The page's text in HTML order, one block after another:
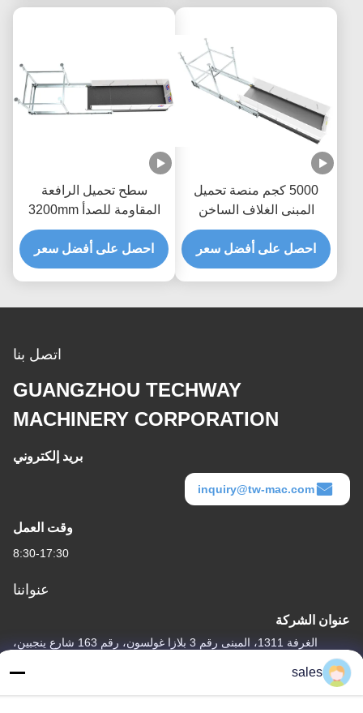
5000 كجم منصة تحميل
المبنى الغلاف الساخن
MLP4200
احصل على أفضل سعر
سطح تحميل الرافعة
المقاومة للصدأ 3200mm
منصة رفع المواد
احصل على أفضل سعر
اتصل بنا
GUANGZHOU TECHWAY
MACHINERY CORPORATION
بريد إلكتروني
inquiry@tw-mac.com
وقت العمل
8:30-17:30
عنواننا
عنوان الشركة
الغرفة 1311، المبنى رقم 3 بلازا غولسون، رقم 163 شارع ينجبين،
عنوان المصنع
sales